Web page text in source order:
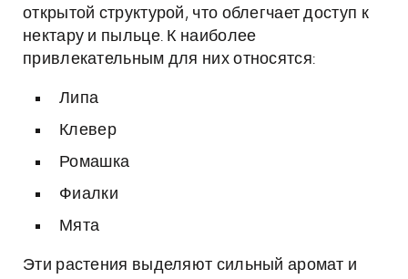
открытой структурой, что облегчает доступ к
нектару и пыльце. К наиболее
привлекательным для них относятся:
Липа
Клевер
Ромашка
Фиалки
Мята
Эти растения выделяют сильный аромат и